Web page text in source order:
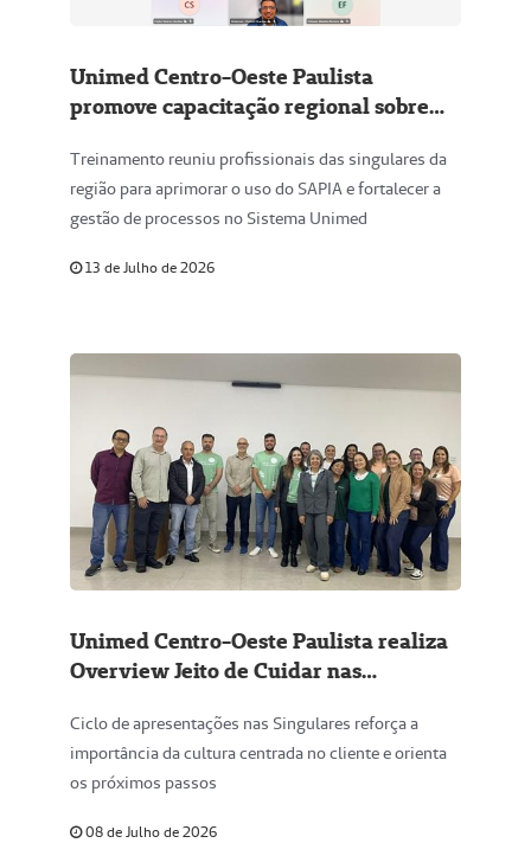
Unimed Centro-Oeste Paulista
promove capacitação regional sobre
artificial
Treinamento reuniu profissionais das singulares da
região para aprimorar o uso do SAPIA e fortalecer a
gestão de processos no Sistema Unimed
13 de Julho de 2026
Unimed Centro-Oeste Paulista realiza
Overview Jeito de Cuidar nas
Modelo de Gestão
Ciclo de apresentações nas Singulares reforça a
importância da cultura centrada no cliente e orienta
os próximos passos
08 de Julho de 2026